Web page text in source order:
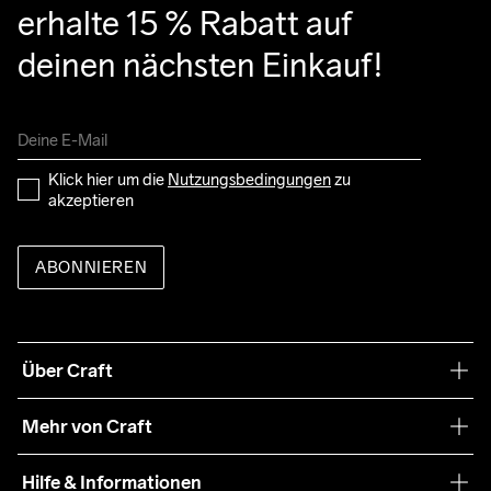
erhalte 15 % Rabatt auf
deinen nächsten Einkauf!
Klick hier um die Nutzungsbedingungen zu
akzeptieren
ABONNIEREN
Über Craft
Nachhaltigkeit
Mehr von Craft
Hilfe & Informationen